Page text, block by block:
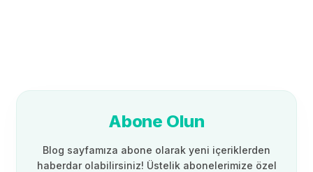
Abone Olun
Blog sayfamıza abone olarak yeni içeriklerden
haberdar olabilirsiniz! Üstelik abonelerimize özel